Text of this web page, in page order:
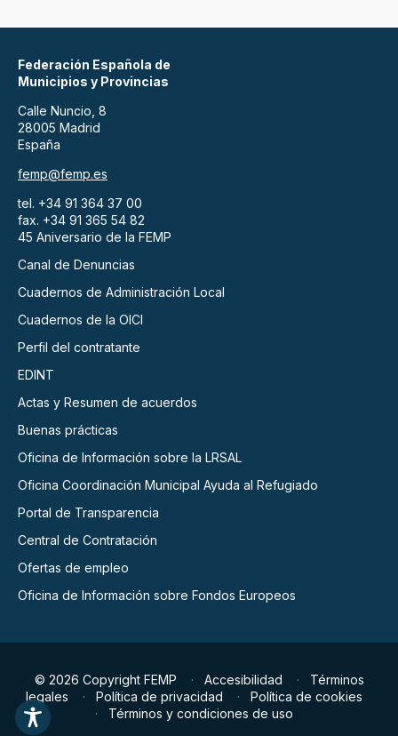
Federación Española de
Municipios y Provincias
Calle Nuncio, 8
28005 Madrid
España
femp@femp.es
tel. +34 91 364 37 00
fax. +34 91 365 54 82
45 Aniversario de la FEMP
Canal de Denuncias
Cuadernos de Administración Local
Cuadernos de la OICI
Perfil del contratante
EDINT
Actas y Resumen de acuerdos
Buenas prácticas
Oficina de Información sobre la LRSAL
Oficina Coordinación Municipal Ayuda al Refugiado
Portal de Transparencia
Central de Contratación
Ofertas de empleo
Oficina de Información sobre Fondos Europeos
© 2026 Copyright FEMP Accesibilidad
Términos
legales
Política de privacidad
Política de cookies
Términos y condiciones de uso